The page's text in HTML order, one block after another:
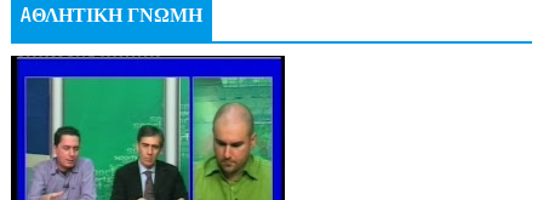
AΘΛΗΤΙΚΗ ΓΝΩΜΗ